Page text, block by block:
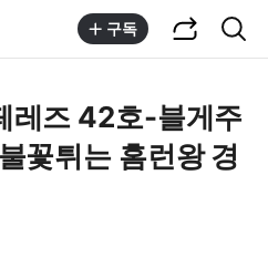
구독
레즈 42호-블게주
꽃튀는 홈런왕 경